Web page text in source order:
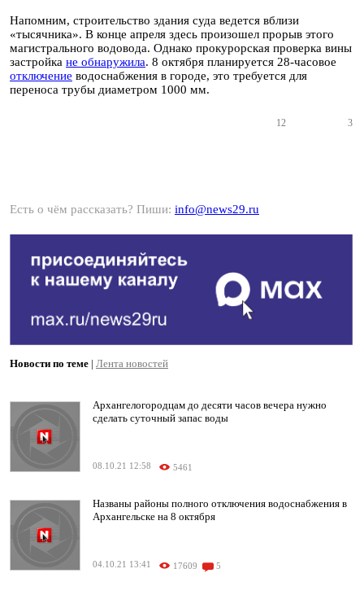
Напомним, строительство здания суда ведется вблизи
«тысячника». В конце апреля здесь произошел прорыв этого
магистрального водовода. Однако прокурорская проверка вины
застройка не обнаружила. 8 октября планируется 28-часовое
отключение водоснабжения в городе, это требуется для
переноса трубы диаметром 1000 мм.
12 3
Есть о чём рассказать? Пиши: info@news29.ru
Новости по теме | Лента новостей
Архангелогородцам до десяти часов вечера нужно
сделать суточный запас воды
08.10.21 12:58 5461
Названы районы полного отключения водоснабжения в
Архангельске на 8 октября
04.10.21 13:41 17609 5